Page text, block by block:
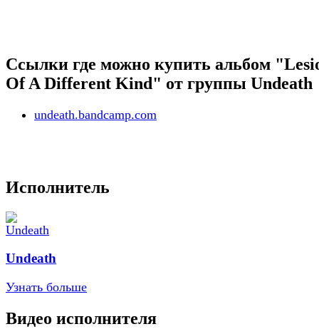
Ссылки где можно купить альбом
Of A Different Kind" от группы Undeath
undeath.bandcamp.com
Исполнитель
Undeath
Узнать больше
Видео исполнителя